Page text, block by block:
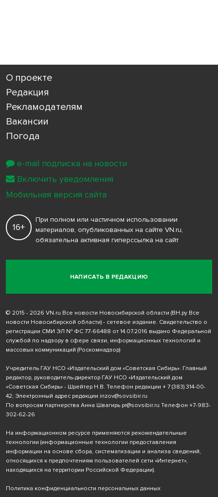
О проекте
Редакция
Рекламодателям
Вакансии
Погода
НАПИСАТЬ В РЕДАКЦИЮ
16+
При полном или частичном использовании
материалов, опубликованных на сайте VN.ru,
обязательна активная гиперссылка на сайт
© 2015 - 2026 VN.ru Все новости Новосибирской области (ВН.ру Все
новости Новосибирской области) - сетевое издание. Свидетельство о
регистрации СМИ ЭЛ № ФС 77-66488 от 14.07.2016 выдано Федеральной
службой по надзору в сфере связи, информационных технологий и
массовых коммуникаций (Роскомнадзор)
Учредитель ГАУ НСО «Издательский дом «Советская Сибирь». Главный
редактор, руководитель-директор ГАУ НСО «Издательский дом
«Советская Сибирь» - Шрейтер Н.В. Телефон редакции + 7 (383) 314-00-
42; Электронный адрес редакции inzov@sovsibir.ru
По вопросам партнерства Анна Швагирь pr@sovsibir.ru Телефон +7-983-
302-62-26
На информационном ресурсе применяются рекомендательные
технологии (информационные технологии предоставления
информации на основе сбора, систематизации и анализа сведений,
относящихся к предпочтениям пользователей сети «Интернет»,
находящихся на территории Российской Федерации).
Политика конфиденциальности персональных данных
e-mail подписка на новости
Включить уведомления
Мобильная версия сайта